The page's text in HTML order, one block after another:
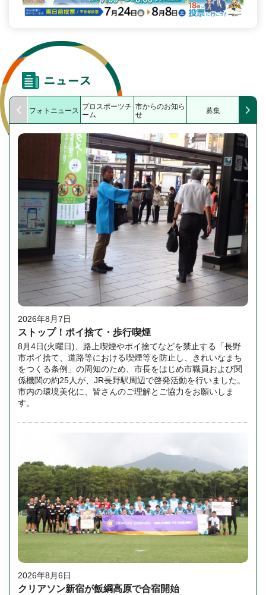
フォトニュース プロスポーツチ
ーム
市からのお知ら
せ
募集
2026年8月7日
ストップ！ポイ捨て・歩行喫煙
8月4日(火曜日)、路上喫煙やポイ捨てなどを禁止する「長野
市ポイ捨て、道路等における喫煙等を防止し、きれいなまち
をつくる条例」の周知のため、市長をはじめ市職員および関
係機関の約25人が、JR長野駅周辺で啓発活動を行いました。
市内の環境美化に、皆さんのご理解とご協力をお願いしま
す。
2026年8月6日
クリアソン新宿が飯綱高原で合宿開始